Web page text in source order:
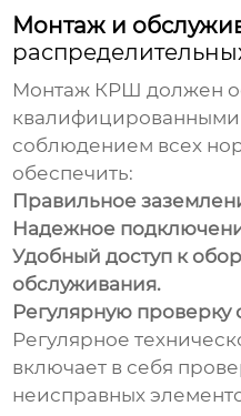
Монтаж и
Монтаж КРШ должен
соблюдением всех
обеспечить:
Правильное
Надежное
Удобный доступ к
обслуживания.
Регулярную проверку
Регулярное
включает в себя
неисправных